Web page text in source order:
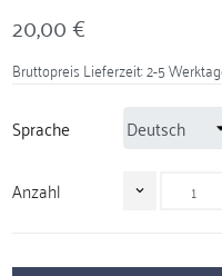
20,00 €
Bruttopreis Lieferzeit: 2-5
Sprache
Anzahl